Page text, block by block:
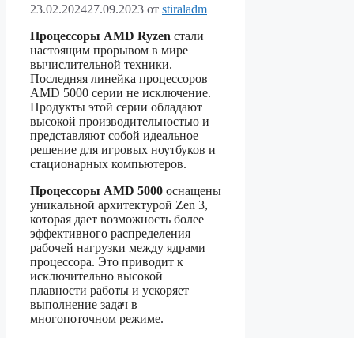
23.02.202427.09.2023 от stiraladm
Процессоры AMD Ryzen стали
настоящим прорывом в мире
вычислительной техники.
Последняя линейка процессоров
AMD 5000 серии не исключение.
Продукты этой серии обладают
высокой производительностью и
представляют собой идеальное
решение для игровых ноутбуков и
стационарных компьютеров.
Процессоры AMD 5000 оснащены
уникальной архитектурой Zen 3,
которая дает возможность более
эффективного распределения
рабочей нагрузки между ядрами
процессора. Это приводит к
исключительно высокой
плавности работы и ускоряет
выполнение задач в
многопоточном режиме.